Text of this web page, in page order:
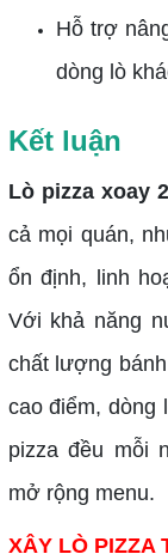
Hỗ trợ
dòng lò
Kết luận
Lò pizza xoay
cả mọi quán,
ổn định, linh
Với khả năng
chất lượng
cao điểm, dòng
pizza đều mỗi
mở rộng menu.
XÂY LÒ PIZZA